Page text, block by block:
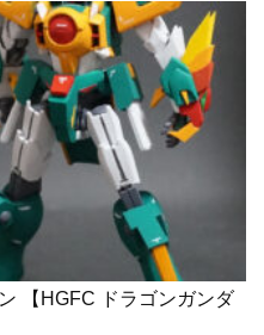
【HGFC ドラゴンガンダ